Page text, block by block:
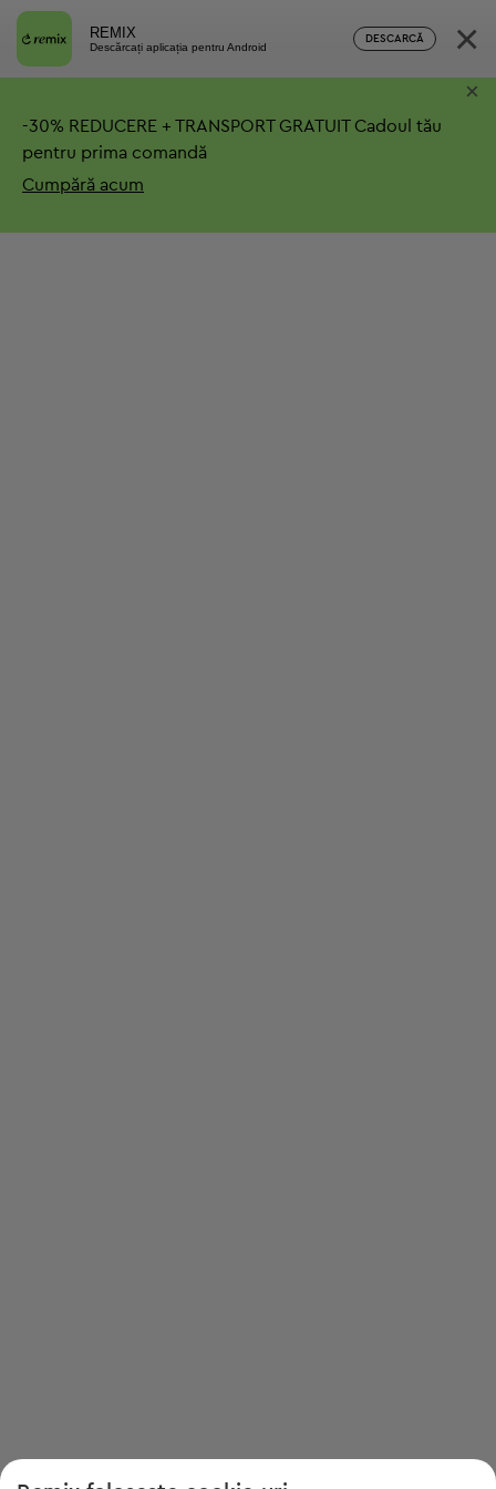
REMIX
Descărcați aplicația pentru Android
DESCARCĂ ×
-30% REDUCERE + TRANSPORT GRATUITCadoul tău
pentru prima comandă
Cumpără acum
×